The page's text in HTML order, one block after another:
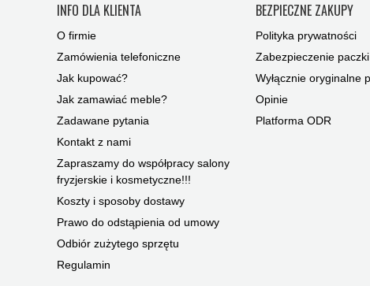
INFO DLA KLIENTA
O firmie
Zamówienia telefoniczne
Jak kupować?
Jak zamawiać meble?
Zadawane pytania
Kontakt z nami
Zapraszamy do współpracy salony
fryzjerskie i kosmetyczne!!!
Koszty i sposoby dostawy
Prawo do odstąpienia od umowy
Odbiór zużytego sprzętu
Regulamin
BEZPIECZNE ZAKUPY
Polityka prywatności
Zabezpieczenie paczki
Wyłącznie oryginalne
Opinie
Platforma ODR